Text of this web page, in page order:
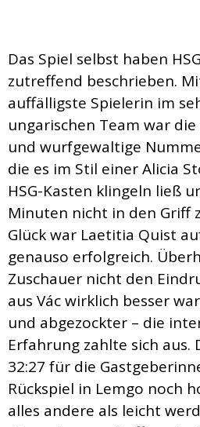
Das Spiel selbst haben
zutreffend beschrieben.
auffälligste Spielerin im
ungarischen Team war
und wurfgewaltige
die es im Stil einer Alicia
HSG-Kasten klingeln ließ
Minuten nicht in den Griff
Glück war Laetitia Quist
genauso erfolgreich.
Zuschauer nicht den
aus Vác wirklich besser
und abgezockter – die
Erfahrung zahlte sich aus.
32:27 für die
Rückspiel in Lemgo noch
alles andere als leicht